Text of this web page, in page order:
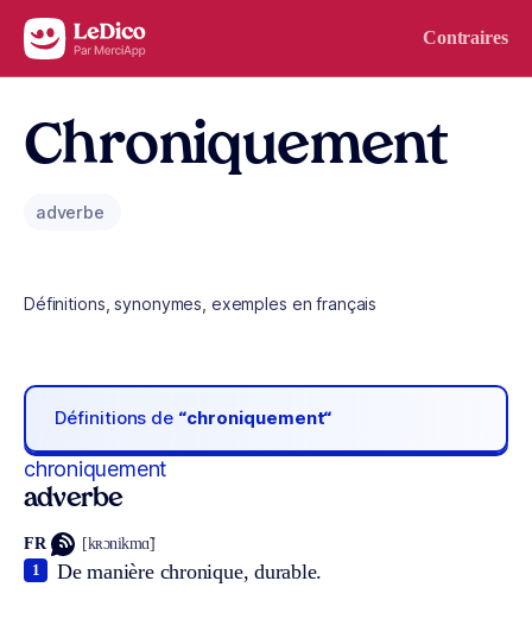
Aller au contenu Contraires
Chroniquement
adverbe
Définitions, synonymes, exemples en français
Définitions de “chroniquement“
chroniquement
adverbe
FR [kʀɔnikmɑ̃]
De manière chronique, durable.
1